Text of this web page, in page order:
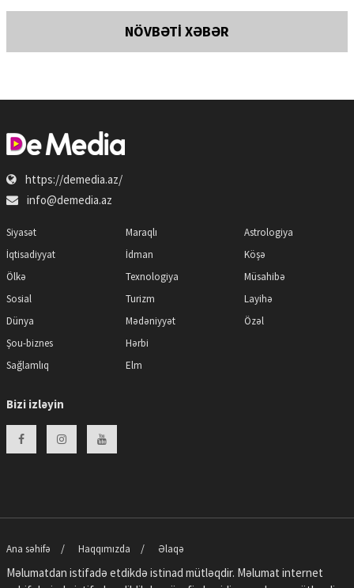
NÖVBƏTİ XƏBƏR
https://demedia.az/
info@demedia.az
Siyasət
İqtisadiyyat
Ölkə
Sosial
Dünya
Şou-biznes
Sağlamlıq
Maraqlı
İdman
Texnologiya
Turizm
Mədəniyyət
Hərbi
Elm
Astrologiya
Köşə
Müsahibə
Layihə
Özəl
Bizi izləyin
Ana səhifə Haqqımızda Əlaqə
Məlumatdan istifadə etdikdə istinad mütləqdir. Məlumat internet